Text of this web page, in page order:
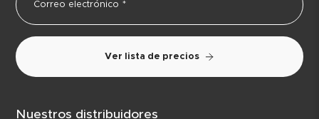
Ver lista de precios
Nuestros distribuidores